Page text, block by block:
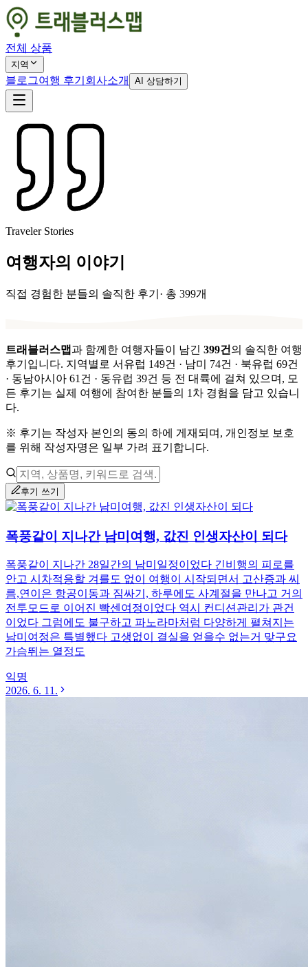
전체 상품
지역
블로그여행 후기 회사소개 AI 상담하기
Traveler Stories
여행자의 이야기
직접 경험한 분들의 솔직한 후기 · 총 399개
트래블러스맵과 함께한 여행자들이 남긴 399건 의 솔직한 여행
후기입니다. 지역별로 서유럽 149건 · 남미 74건 · 북유럽 69건
· 동남아시아 61건 · 동유럽 39건 등 전 대륙에 걸쳐 있으며, 모
든 후기는 실제 여행에 참여한 분들의 1차 경험을 담고 있습니
다.
※ 후기는 작성자 본인의 동의 하에 게재되며, 개인정보 보호
를 위해 작성자명은 일부 가려 표기합니다.
후기 쓰기
폭풍같이 지나간 남미여행, 값진 인생자산이 되다
폭풍같이 지나간 28일간의 남미일정이었다 긴비행의 피로를
안고 시차적응할 겨를도 없이 여행이 시작되면서 고산증과 씨
름,연이은 항공이동과 짐싸기, 하루에도 사계절을 만나고 거의
전투모드로 이어진 빡센여정이었다 역시 컨디션관리가 관건
이었다 그럼에도 불구하고 파노라마처럼 다양하게 펼쳐지는
남미여정은 특별했다 고생없이 결실을 얻을수 없는거 맞구요
가슴뛰는 열정도
익명
2026. 6. 11.